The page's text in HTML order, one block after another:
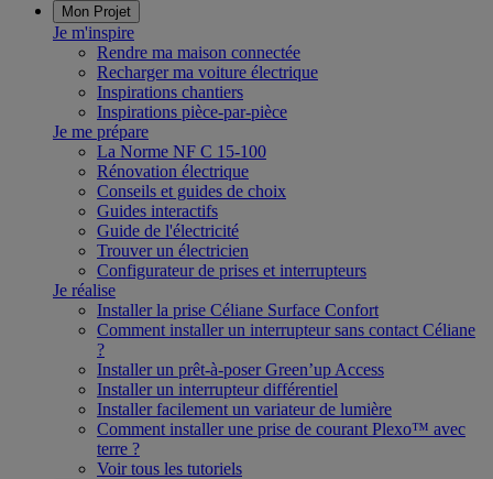
Mon Projet
Je m'inspire
Rendre ma maison connectée
Recharger ma voiture électrique
Inspirations chantiers
Inspirations pièce-par-pièce
Je me prépare
La Norme NF C 15-100
Rénovation électrique
Conseils et guides de choix
Guides interactifs
Guide de l'électricité
Trouver un électricien
Configurateur de prises et interrupteurs
Je réalise
Installer la prise Céliane Surface Confort
Comment installer un interrupteur sans contact Céliane
?
Installer un prêt-à-poser Green’up Access
Installer un interrupteur différentiel
Installer facilement un variateur de lumière
Comment installer une prise de courant Plexo™ avec
terre ?
Voir tous les tutoriels